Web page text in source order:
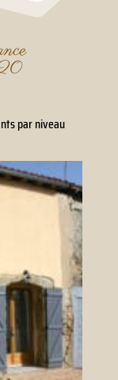
par niveau